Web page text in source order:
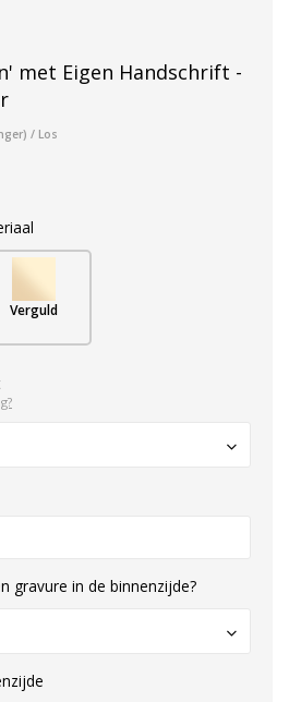
met Eigen Handschrift -
/ Los
Verguld
gravure in de binnenzijde?